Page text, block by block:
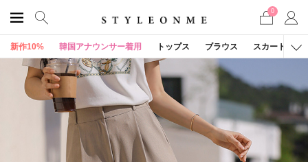
0
新作10% 韓国アナウンサー着用 トップス ブラウス スカート